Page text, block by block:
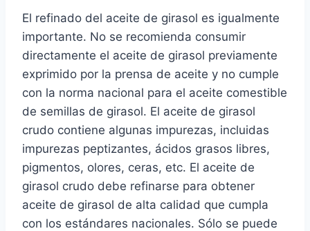
El refinado del aceite de girasol es igualmente
importante. No se recomienda consumir
directamente el aceite de girasol previamente
exprimido por la prensa de aceite y no cumple
con la norma nacional para el aceite comestible
de semillas de girasol. El aceite de girasol
crudo contiene algunas impurezas, incluidas
impurezas peptizantes, ácidos grasos libres,
pigmentos, olores, ceras, etc. El aceite de
girasol crudo debe refinarse para obtener
aceite de girasol de alta calidad que cumpla
con los estándares nacionales. Sólo se puede